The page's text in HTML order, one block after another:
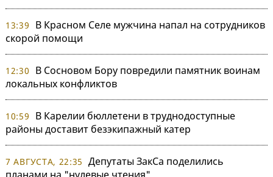
13:39
В Красном Селе мужчина напал на сотрудников
скорой помощи
12:30
В Сосновом Бору повредили памятник воинам
локальных конфликтов
10:59
В Карелии бюллетени в труднодоступные
районы доставит безэкипажный катер
7 АВГУСТА, 22:35 Депутаты ЗакСа поделились
планами на "нулевые чтения"